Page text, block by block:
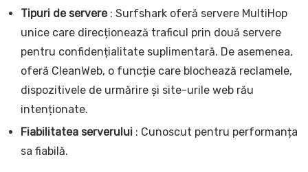
Tipuri de servere: Surfshark oferă servere MultiHop
unice care direcționează traficul prin două servere
pentru confidențialitate suplimentară. De asemenea,
oferă CleanWeb, o funcție care blochează reclamele,
dispozitivele de urmărire și site-urile web rău
intenționate.
Fiabilitatea serverului : Cunoscut pentru performanța
sa fiabilă.